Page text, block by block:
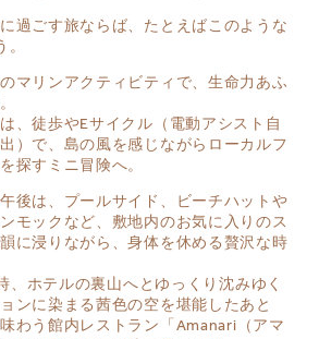
過ごす旅ならば、たとえばこのような
マリンアクティビティで、生命力あふ
、徒歩やEサイクル（電動アシスト自
）で、島の風を感じながらローカルフ
探すミニ冒険へ。
後は、プールサイド、ビーチハットや
モックなど、敷地内のお気に入りのス
に浸りながら、身体を休める贅沢な時
、ホテルの裏山へとゆっくり沈みゆく
ンに染まる茜色の空を堪能したあと
わう館内レストラン「Amanari（アマ